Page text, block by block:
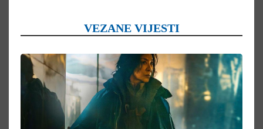
VEZANE VIJESTI